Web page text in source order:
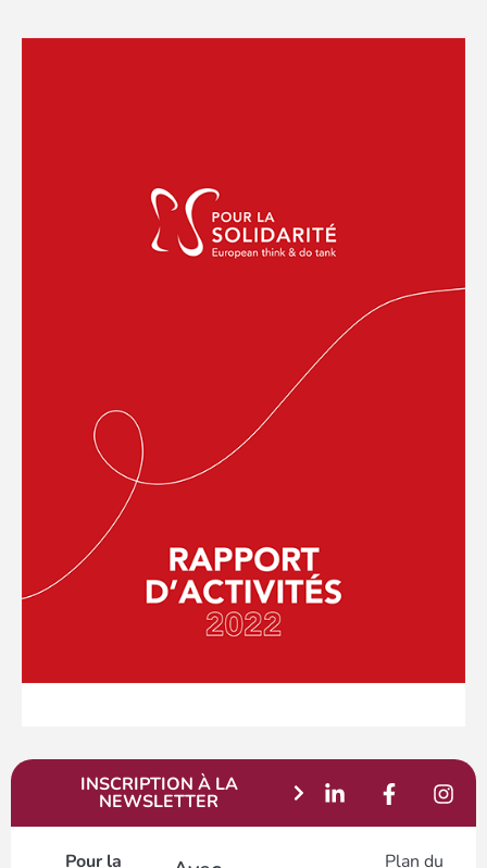
INSCRIPTION À LA
NEWSLETTER
Pour la Plan du